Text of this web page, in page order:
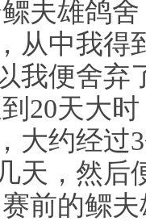
夫雄鸽
从中我得
我便舍弃
20天大
大约经过
天，然后
前的鳏